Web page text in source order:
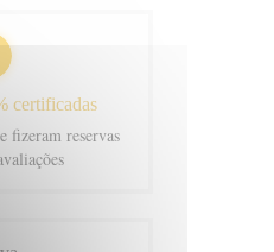
certificadas
fizeram reservas